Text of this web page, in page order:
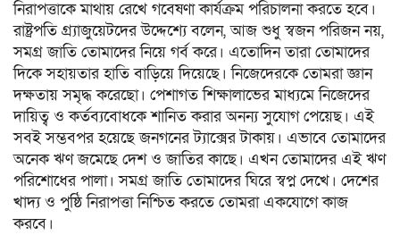
নিরাপত্তাকে মাথায় রেখে গবেষণা কার্যক্রম পরিচালনা করতে হবে।
রাষ্ট্রপতি গ্র্যাজুয়েটদের উদ্দেশ্যে বলেন, আজ শুধু স্বজন পরিজন নয়,
সমগ্র জাতি তোমাদের নিয়ে গর্ব করে। এতোদিন তারা তোমাদের
দিকে সহায়তার হাতি বাড়িয়ে দিয়েছে। নিজেদেরকে তোমরা জ্ঞান
দক্ষতায় সমৃদ্ধ করেছো। পেশাগত শিক্ষালাভের মাধ্যমে নিজেদের
দায়িত্ব ও কর্তব্যবোধকে শানিত করার অনন্য সুযোগ পেয়েছ। এই
সবই সম্ভবপর হয়েছে জনগনের ট্যাক্সের টাকায়। এভাবে তোমাদের
অনেক ঋণ জমেছে দেশ ও জাতির কাছে। এখন তোমাদের এই ঋণ
পরিশোধের পালা। সমগ্র জাতি তোমাদের ঘিরে স্বপ্ন দেখে। দেশের
খাদ্য ও পুষ্ঠি নিরাপত্তা নিশ্চিত করতে তোমরা একযোগে কাজ
করবে।